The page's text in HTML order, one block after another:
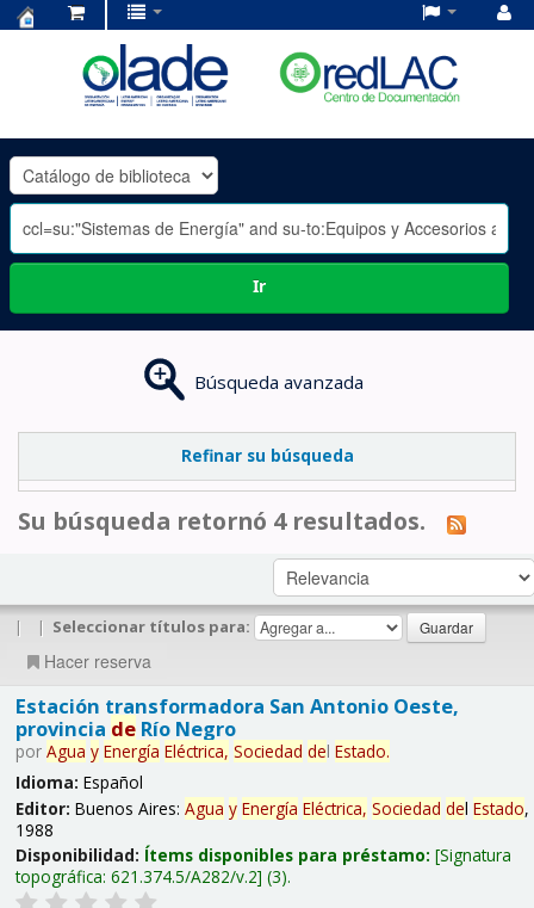
OLADE
-
Ir
Búsqueda avanzada
Refinar su búsqueda
Su búsqueda retornó 4 resultados.
| | Seleccionar títulos para:
Hacer reserva
Estación transformadora San Antonio Oeste,
provincia deRío Negro
por Agua y Energía Eléctrica, Sociedad del Estado.
Idioma: Español
Editor: Buenos Aires: Agua y Energía Eléctrica, Sociedad del Estado,
1988
Disponibilidad: Ítems disponibles para préstamo: Signatura
topográfica: 621.374.5/A282/v.2 (3).